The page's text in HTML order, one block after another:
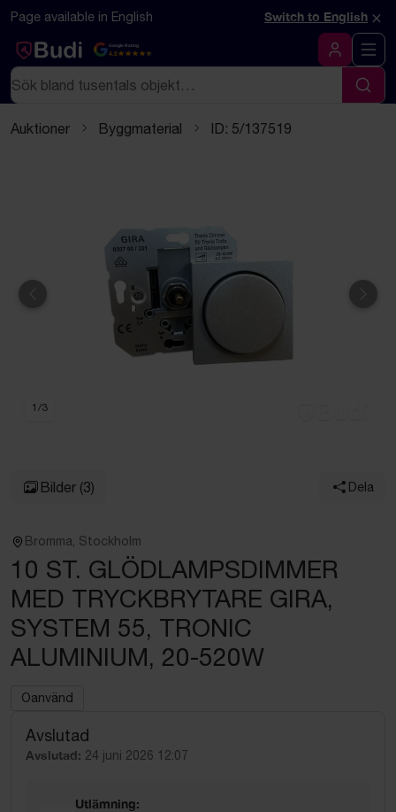
Hoppa till innehåll
Textbaserad (markdown) version av denna sida
Page available in English Switch to English ×
Google Rating
4.5
Logga in
Sök
Sök
Auktioner Byggmaterial ID: 5/137519
Föregående
1 /3
Bilder (3) Dela
Bromma, Stockholm
10 ST. GLÖDLAMPSDIMMER
MED TRYCKBRYTARE GIRA,
SYSTEM 55, TRONIC
ALUMINIUM, 20-520W
Oanvänd
Avslutad
Avslutad: 24 juni 2026 12:07
Utlämning: